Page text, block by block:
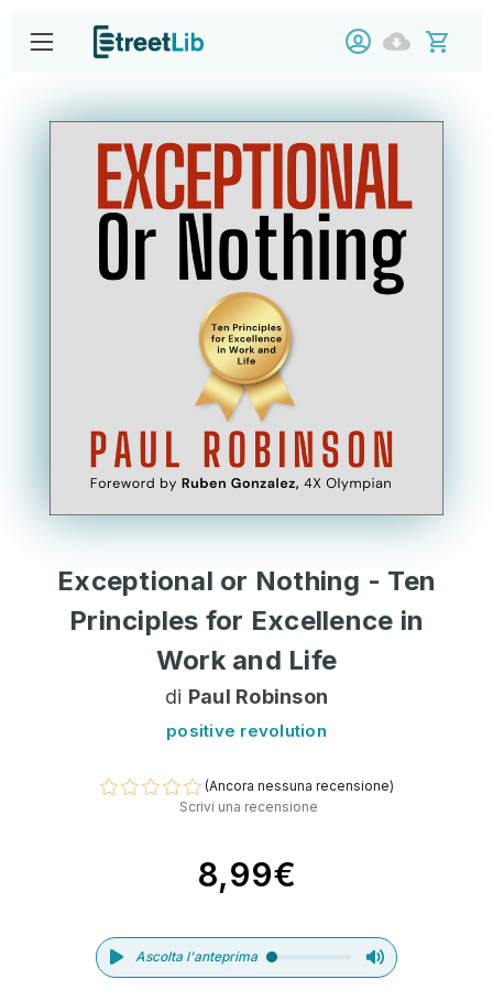
Exceptional or Nothing - Ten
Principles for Excellence in
Work and Life
di Paul Robinson
positive revolution
(Ancora nessuna recensione)
Scrivi una recensione
8,99€
Ascolta l'anteprima